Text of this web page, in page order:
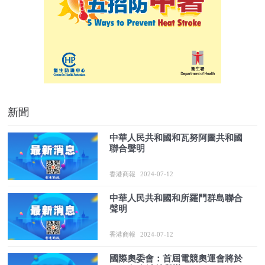
新聞
中華人民共和國和瓦努阿圖共和國
聯合聲明
香港商報 2024-07-12
中華人民共和國和所羅門群島聯合
聲明
香港商報 2024-07-12
國際奧委會：首屆電競奧運會將於